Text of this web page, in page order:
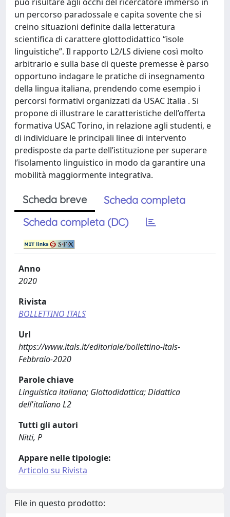
un percorso paradossale e capita sovente che si
creino situazioni definite dalla letteratura
scientifica di carattere glottodidattico “isole
linguistiche”. Il rapporto L2/LS diviene così molto
arbitrario e sulla base di queste premesse è parso
opportuno indagare le pratiche di insegnamento
della lingua italiana, prendendo come esempio i
percorsi formativi organizzati da USAC Italia . Si
propone di illustrare le caratteristiche dell’offerta
formativa USAC Torino, in relazione agli studenti, e
di individuare le principali linee di intervento
predisposte da parte dell’istituzione per superare
l’isolamento linguistico in modo da garantire una
mobilità maggiormente integrativa.
Scheda breve
Scheda completa
Scheda completa (DC)
Anno
2020
Rivista
BOLLETTINO ITALS
Url
https://www.itals.it/editoriale/bollettino-itals-
Febbraio-2020
Parole chiave
Linguistica italiana; Glottodidattica; Didattica
dell'italiano L2
Tutti gli autori
Nitti, P
Appare nelle tipologie:
Articolo su Rivista
File in questo prodotto: